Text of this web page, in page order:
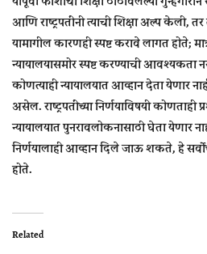
आणि राष्ट्रपतींनी त्याची शिक्षा अल्प केली,
यामागील कारणही स्पष्ट करावे लागत होते;
न्यायालयासमोर स्पष्ट करण्याची आवश्यकता
कोणत्याही न्यायालयात आव्हान देता येणार
असेल. राष्ट्रपतींच्या निर्णयाविषयी कोणताही
न्यायालयात पुनरावलोकनासाठी घेता येणार
निर्णयालाही आव्हान दिले जाऊ शकते, हे
होते.
Related